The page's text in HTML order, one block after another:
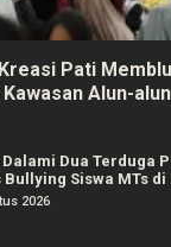
Pati
Alun-
Dua Terduga
Bullying Siswa MTs di
2026